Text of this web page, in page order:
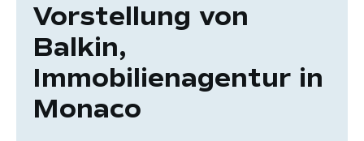
Vorstellung von
Balkin,
Immobilienagentur in
Monaco